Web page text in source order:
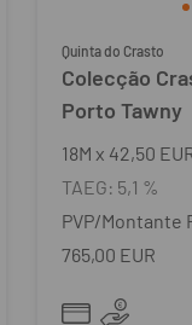
Quinta do Crasto
Colecção
Porto Tawny
18M x 42,50
TAEG: 5,1 %
PVP/Montante
765,00 EUR